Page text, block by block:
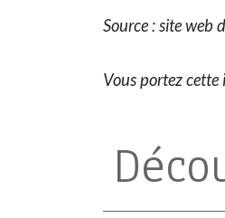
Source : site web
Vous portez